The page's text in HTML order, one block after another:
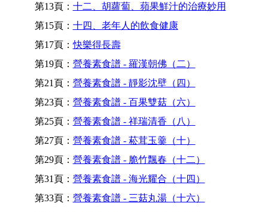
第13頁： 十二、胡蘿蔔、蘋果鮮汁的治療妙用
第15頁： 十四、老年人的飲食健康
第17頁：快樂得長壽
第19頁： 營養素食譜 - 羅漢朝佛（二）
第21頁： 營養素食譜 - 靜影沈壁（四）
第23頁： 營養素食譜 - 百果雙菇（六）
第25頁： 營養素食譜 - 祥瑞清香（八）
第27頁： 營養素食譜 - 菘茸玉羹（十）
第29頁： 營養素食譜 - 脆竹飄春（十二）
第31頁： 營養素食譜 - 海光耀合（十四）
第33頁： 營養素食譜 - 三菇丸湯（十六）